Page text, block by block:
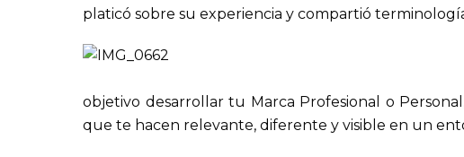
platicó sobre su experiencia y compartió
objetivo desarrollar tu Marca Profesional o
que te hacen relevante, diferente y visible en un